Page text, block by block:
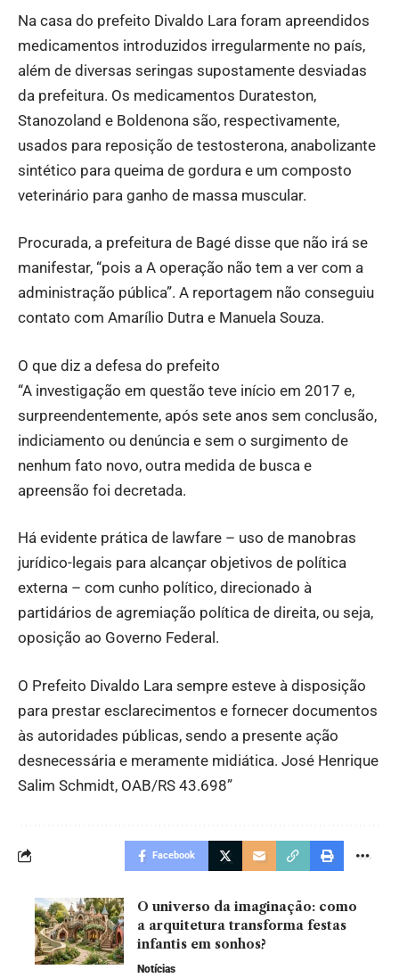
Na casa do prefeito Divaldo Lara foram apreendidos
medicamentos introduzidos irregularmente no país,
além de diversas seringas supostamente desviadas
da prefeitura. Os medicamentos Durateston,
Stanozoland e Boldenona são, respectivamente,
usados para reposição de testosterona, anabolizante
sintético para queima de gordura e um composto
veterinário para ganho de massa muscular.
Procurada, a prefeitura de Bagé disse que não irá se
manifestar, “pois a A operação não tem a ver com a
administração pública”. A reportagem não conseguiu
contato com Amarílio Dutra e Manuela Souza.
O que diz a defesa do prefeito
“A investigação em questão teve início em 2017 e,
surpreendentemente, após sete anos sem conclusão,
indiciamento ou denúncia e sem o surgimento de
nenhum fato novo, outra medida de busca e
apreensão foi decretada.
Há evidente prática de lawfare – uso de manobras
jurídico-legais para alcançar objetivos de política
externa – com cunho político, direcionado à
partidários de agremiação política de direita, ou seja,
oposição ao Governo Federal.
O Prefeito Divaldo Lara sempre esteve à disposição
para prestar esclarecimentos e fornecer documentos
às autoridades públicas, sendo a presente ação
desnecessária e meramente midiática. José Henrique
Salim Schmidt, OAB/RS 43.698”
Facebook
O universo da imaginação: como
a arquitetura transforma festas
infantis em sonhos?
Notícias